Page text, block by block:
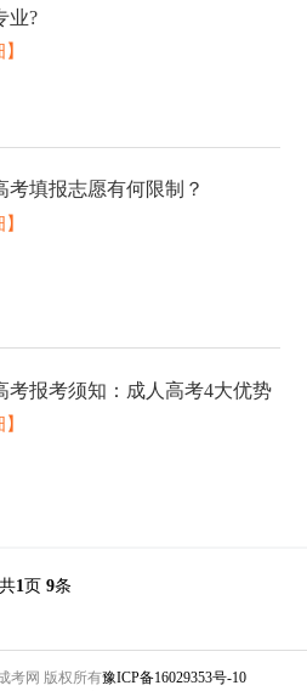
业?
考填报志愿有何限制？
考报考须知：成人高考4大优势
共1页 9条
考网 版权所有豫ICP备16029353号-10